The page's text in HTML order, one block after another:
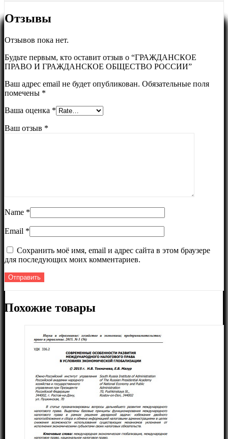
Отзывы
Отзывов пока нет.
Будьте первым, кто оставит отзыв о “ГРАЖДАНСКОЕ
ПРАВО И ГРАЖДАНСКОЕ ОБЩЕСТВО РОССИИ”
Ваш адрес email не будет опубликован. Обязательные поля
помечены *
Ваша оценка *
Ваш отзыв *
Name *
Email *
Сохранить моё имя, email и адрес сайта в этом браузере
для последующих моих комментариев.
Похожие товары